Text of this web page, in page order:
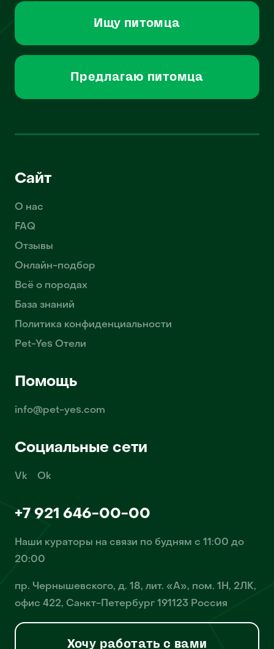
Ищу питомца
Предлагаю питомца
Сайт
О нас
FAQ
Отзывы
Онлайн-подбор
Всё о породах
База знаний
Политика конфиденциальности
Pet-Yes Отели
Помощь
info@pet-yes.com
Социальные сети
Vk Ok
+7 921 646-00-00
Наши кураторы на связи по будням с 11:00 до
20:00
пр. Чернышевского, д. 18, лит. «А», пом. 1Н, 2ЛК,
офис 422, Санкт-Петербург 191123 Россия
Хочу работать с вами